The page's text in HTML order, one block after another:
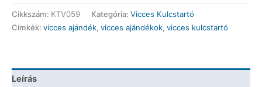
-
A
legjobb
Vicces
Cikkszám: KTV059 Kategória: Vicces Kulcstartó
Címkék: vicces ajándék, vicces ajándékok, vicces kulcstartó
Leírás